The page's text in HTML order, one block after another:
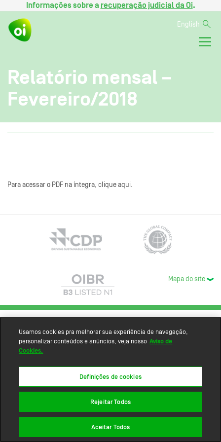
Informações sobre a recuperação judicial da Oi.
English
Relatório mensal –
Fevereiro/2018
Para acessar o PDF na íntegra, clique aqui.
Mapa do site
Usamos cookies pra melhorar sua experiência de navegação,
personalizar conteúdos e anúncios, veja nosso Aviso de
Cookies.
Definições de cookies
Rejeitar Todos
Aceitar Todos